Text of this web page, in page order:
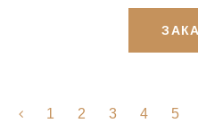
1 2 3 4 5